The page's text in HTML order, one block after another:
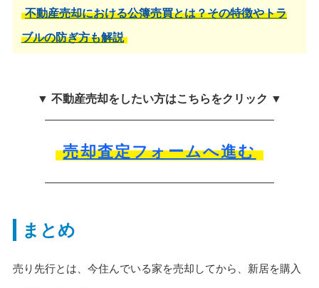
不動産売却における公簿売買とは？その特徴やトラ
ブルの防ぎ方も解説
▼ 不動産売却をしたい方はこちらをクリック ▼
売却査定フォームへ進む
まとめ
売り先行とは、今住んでいる家を売却してから、新居を購入